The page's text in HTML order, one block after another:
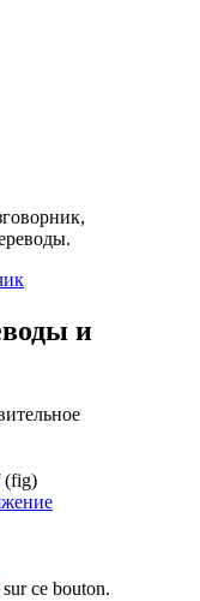
и
(fig)
sur ce bouton.